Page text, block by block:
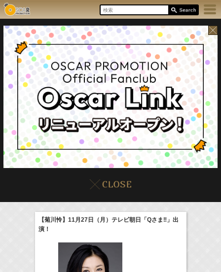
本日の出演情報8/6(Thu) イベント販売情報
【菊川怜】11月27日（月）テレビ朝日「Qさま‼」出
演！